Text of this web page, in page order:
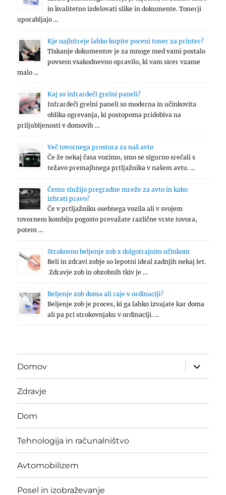
in kvalitetno izdelovati slike in dokumente. Tonerji
uporabljajo …
Kje najhitreje lahko kupite poceni toner za printer?
Tiskanje dokumentov je za mnoge med vami postalo
povsem vsakodnevno opravilo, ki vam sicer vzame
malo …
Kaj so infrardeči grelni paneli?
Infrardeči grelni paneli so moderna in učinkovita
oblika ogrevanja, ki postopoma pridobiva na
priljubljenosti v domovih …
Več tovornega prostora za naš avto
Če že nekaj časa vozimo, smo se sigurno srečali s
težavo premajhnega prtljažnika v našem avtu. …
Čemu služijo pregradne mreže za avto in kako
izbrati pravo?
Če v prtljažniku osebnega vozila ali v svojem
tovornem kombiju pogosto prevažate različne vrste tovora,
potem …
Strokovno beljenje zob z dolgotrajnim učinkom
Beli in zdravi zobje so lepotni ideal zadnjih nekaj let.
Zdravje zob in obzobnih tkiv je …
Beljenje zob doma ali raje v ordinaciji?
Beljenje zob je proces, ki ga lahko izvajate kar doma
ali pa pri strokovnjaku v ordinaciji. …
Domov
expand
child
menu
Zdravje
Dom
Tehnologija in računalništvo
Avtomobilizem
Posel in izobraževanje